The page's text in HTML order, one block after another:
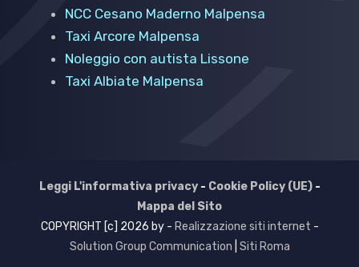
NCC Cesano Maderno Malpensa
Taxi Arcore Malpensa
Noleggio con autista Lissone
Taxi Albiate Malpensa
Leggi L'informativa privacy- Cookie Policy (UE)-
Mappa del Sito
COPYRIGHT [c] 2026 by - Realizzazione siti internet -
Solution Group Communication Siti Roma